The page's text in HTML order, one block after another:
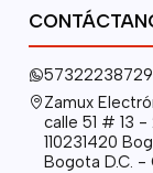
Zamux
calle 51 # 13 -
110231420
Bogota D.C. -